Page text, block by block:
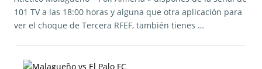
101 TV a las 18:00 horas y alguna que otra aplicación para
ver el choque de Tercera RFEF, también tienes …